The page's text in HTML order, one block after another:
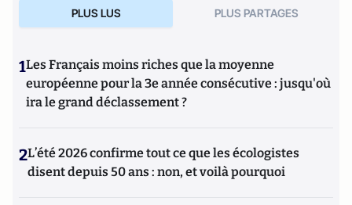
PLUS LUS PLUS PARTAGES
1Les Français moins riches que la moyenne
européenne pour la 3e année consécutive : jusqu'où
ira le grand déclassement ?
2L’été 2026 confirme tout ce que les écologistes
disent depuis 50 ans : non, et voilà pourquoi